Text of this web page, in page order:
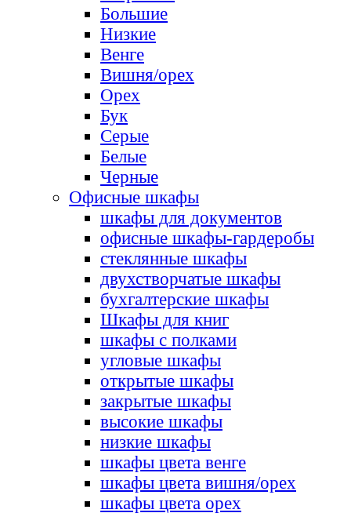
Большие
Низкие
Венге
Вишня/орех
Орех
Бук
Серые
Белые
Черные
Офисные шкафы
шкафы для документов
офисные шкафы-гардеробы
стеклянные шкафы
двухстворчатые шкафы
бухгалтерские шкафы
Шкафы для книг
шкафы с полками
угловые шкафы
открытые шкафы
закрытые шкафы
высокие шкафы
низкие шкафы
шкафы цвета венге
шкафы цвета вишня/орех
шкафы цвета орех